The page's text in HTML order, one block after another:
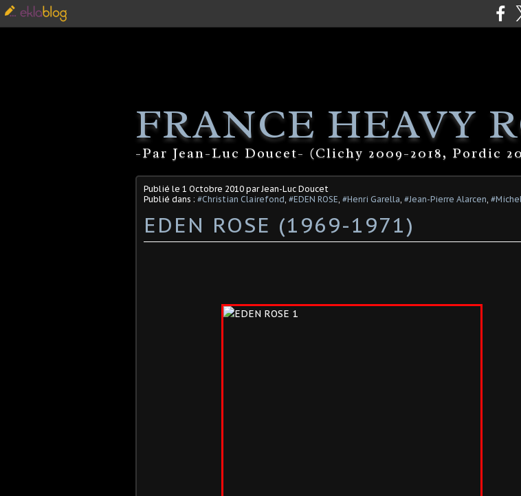
FRANCE HEAVY
-Par Jean-Luc Doucet- (Clichy 2009-2018, Pordic
Publié le 1 Octobre 2010 par Jean-Luc Doucet
Publié dans : #Christian Clairefond, #EDEN ROSE, #Henri Garella, #Jean-Pierre Alarcen,
EDEN ROSE (1969-1971)